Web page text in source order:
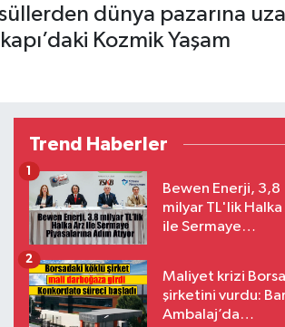
dünya pazarına
Kozmik Yaşam
Trend Haberler
Bewen Enerji, 3,8
milyar TL'lik Halka
ile Sermaye
1
Maliyet krizi Borsa
şirketini vurdu:
Ambalaj’da
2